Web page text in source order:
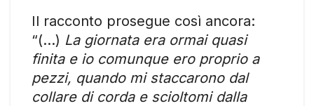
Il racconto prosegue così ancora:
“(…) La giornata era ormai quasi
finita e io comunque ero proprio a
pezzi, quando mi staccarono dal
collare di corda e scioltomi dalla